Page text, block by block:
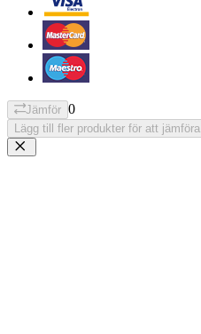
Jämför 0
Lägg till fler produkter för att jämföra